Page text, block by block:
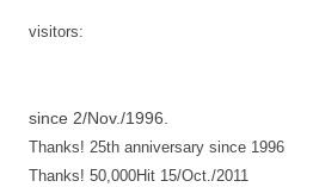
visitors:
since 2/Nov./1996.
Thanks! 25th anniversary since 1996
Thanks! 50,000Hit 15/Oct./2011